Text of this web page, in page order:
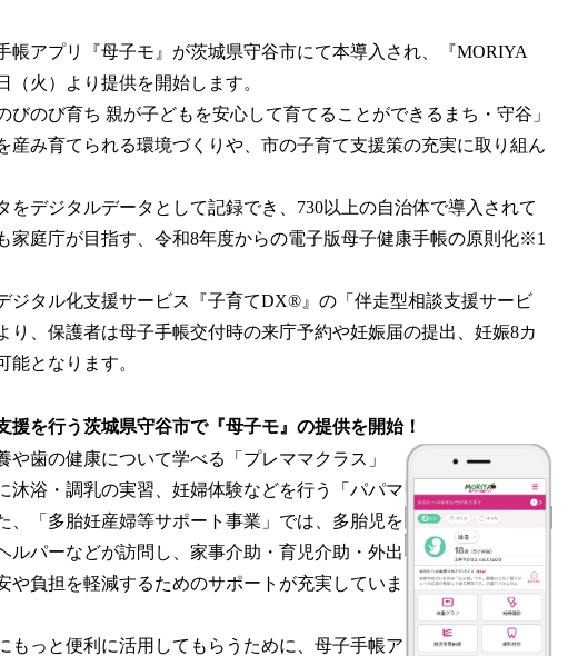
！
を
み
み
で
帳アプリ『母子モ』が茨城県守谷市にて本導入され、『MORIYA
火）より提供を開始します。
のび育ち 親が子どもを安心して育てることができるまち・守谷」
産み育てられる環境づくりや、市の子育て支援策の充実に取り組ん
デジタルデータとして記録でき、730以上の自治体で導入されて
家庭庁が目指す、令和8年度からの電子版母子健康手帳の原則化※1
タル化支援サービス『子育てDX®』の「伴走型相談支援サービ
り、保護者は母子手帳交付時の来庁予約や妊娠届の提出、妊娠8カ
能となります。
を行う茨城県守谷市で『母子モ』の提供を開始！
歯の健康について学べる「プレママクラス」
沐浴・調乳の実習、妊婦体験などを行う「パパマ
、「多胎妊産婦等サポート事業」では、多胎児を
ルパーなどが訪問し、家事介助・育児介助・外出
や負担を軽減するためのサポートが充実していま
っと便利に活用してもらうために、母子手帳ア